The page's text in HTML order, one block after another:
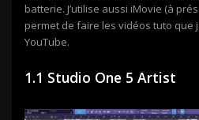
batterie. J’utilise aussi iMovie (à
permet de faire les vidéos tuto que
YouTube.
1.1 Studio One 5 Artist